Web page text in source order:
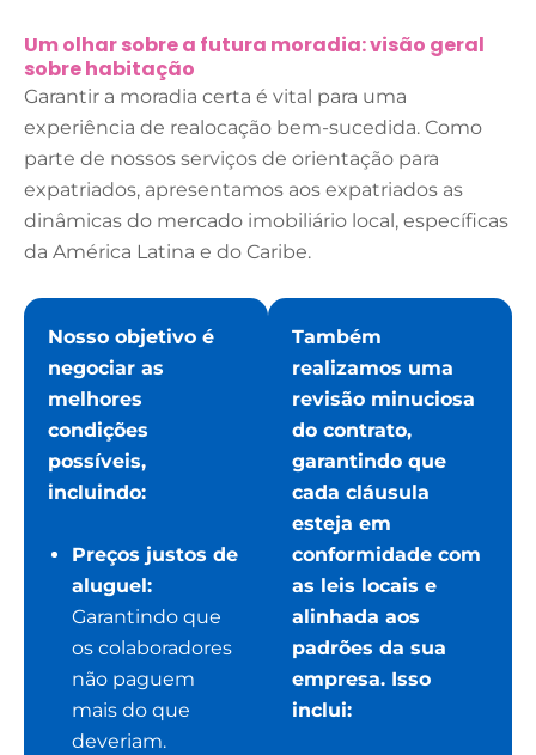
Um olhar sobre a futura moradia: visão geral
sobre habitação
Garantir a moradia certa é vital para uma
experiência de realocação bem-sucedida. Como
parte de nossos serviços de orientação para
expatriados, apresentamos aos expatriados as
dinâmicas do mercado imobiliário local, específicas
da América Latina e do Caribe.
Nosso objetivo é
negociar as
melhores
condições
possíveis,
incluindo:
Preços justos de
aluguel:
Garantindo que
os colaboradores
não paguem
mais do que
deveriam.
Também
realizamos uma
revisão minuciosa
do contrato,
garantindo que
cada cláusula
esteja em
conformidade com
as leis locais e
alinhada aos
padrões da sua
empresa. Isso
inclui: